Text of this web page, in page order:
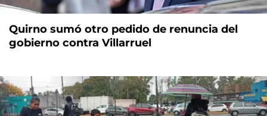
Quirno sumó otro pedido de renuncia del
gobierno contra Villarruel